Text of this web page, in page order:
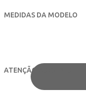
MEDIDAS DA MODELO
ATENÇÃO ÀS CORES